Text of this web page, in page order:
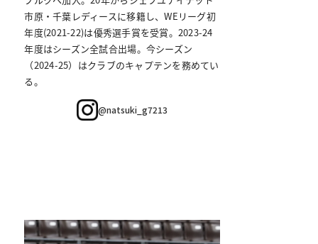
市原・千葉レディースに移籍し、WEリーグ初
年度(2021-22)は優秀選手賞を受賞。2023-24
年度はシーズン全試合出場。今シーズン
（2024-25）はクラブのキャプテンを務めてい
る。
@natsuki_g7213